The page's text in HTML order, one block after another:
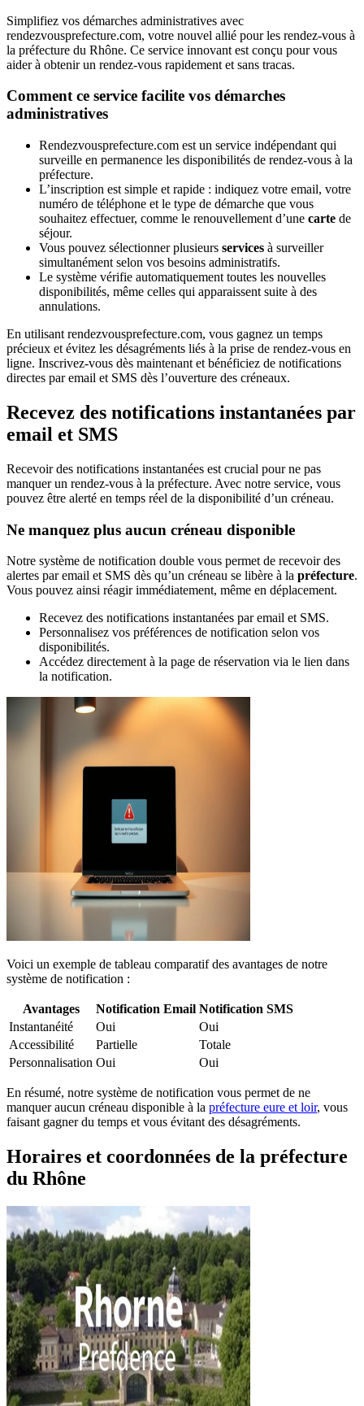
Simplifiez vos démarches administratives avec
rendezvousprefecture.com, votre nouvel allié pour les rendez-vous à
la préfecture du Rhône. Ce service innovant est conçu pour vous
aider à obtenir un rendez-vous rapidement et sans tracas.
Comment ce service facilite vos démarches
administratives
Rendezvousprefecture.com est un service indépendant qui
surveille en permanence les disponibilités de rendez-vous à la
préfecture.
L’inscription est simple et rapide : indiquez votre email, votre
numéro de téléphone et le type de démarche que vous
souhaitez effectuer, comme le renouvellement d’une carte de
séjour.
Vous pouvez sélectionner plusieurs services à surveiller
simultanément selon vos besoins administratifs.
Le système vérifie automatiquement toutes les nouvelles
disponibilités, même celles qui apparaissent suite à des
annulations.
En utilisant rendezvousprefecture.com, vous gagnez un temps
précieux et évitez les désagréments liés à la prise de rendez-vous en
ligne. Inscrivez-vous dès maintenant et bénéficiez de notifications
directes par email et SMS dès l’ouverture des créneaux.
Recevez des notifications instantanées par
email et SMS
Recevoir des notifications instantanées est crucial pour ne pas
manquer un rendez-vous à la préfecture. Avec notre service, vous
pouvez être alerté en temps réel de la disponibilité d’un créneau.
Ne manquez plus aucun créneau disponible
Notre système de notification double vous permet de recevoir des
alertes par email et SMS dès qu’un créneau se libère à la préfecture.
Vous pouvez ainsi réagir immédiatement, même en déplacement.
Recevez des notifications instantanées par email et SMS.
Personnalisez vos préférences de notification selon vos
disponibilités.
Accédez directement à la page de réservation via le lien dans
la notification.
Voici un exemple de tableau comparatif des avantages de notre
système de notification :
Avantages Notification Email Notification SMS
Instantanéité
Oui
Oui
Accessibilité
Partielle
Totale
Personnalisation Oui Oui
En résumé, notre système de notification vous permet de ne
manquer aucun créneau disponible à la préfecture eure et loir, vous
faisant gagner du temps et vous évitant des désagréments.
Horaires et coordonnées de la préfecture
du Rhône